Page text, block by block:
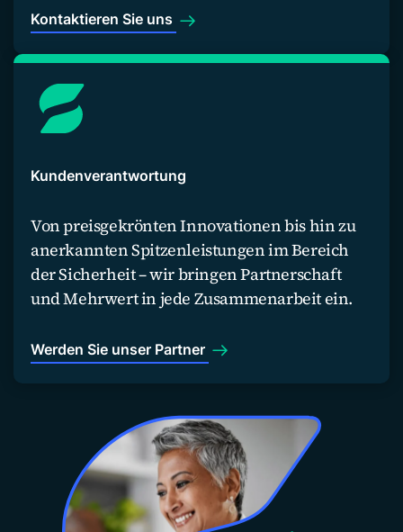
Kontaktieren Sie uns
Kundenverantwortung
Von preisgekrönten Innovationen bis hin zu
anerkannten Spitzenleistungen im Bereich
der Sicherheit – wir bringen Partnerschaft
und Mehrwert in jede Zusammenarbeit ein.
Werden Sie unser Partner